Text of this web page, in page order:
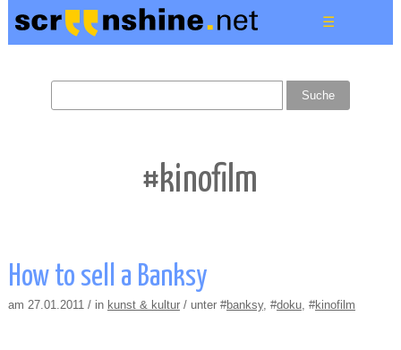
☰
#kinofilm
How to sell a Banksy
am 27.01.2011 / in kunst & kultur/ unter #banksy, #doku, #kinofilm